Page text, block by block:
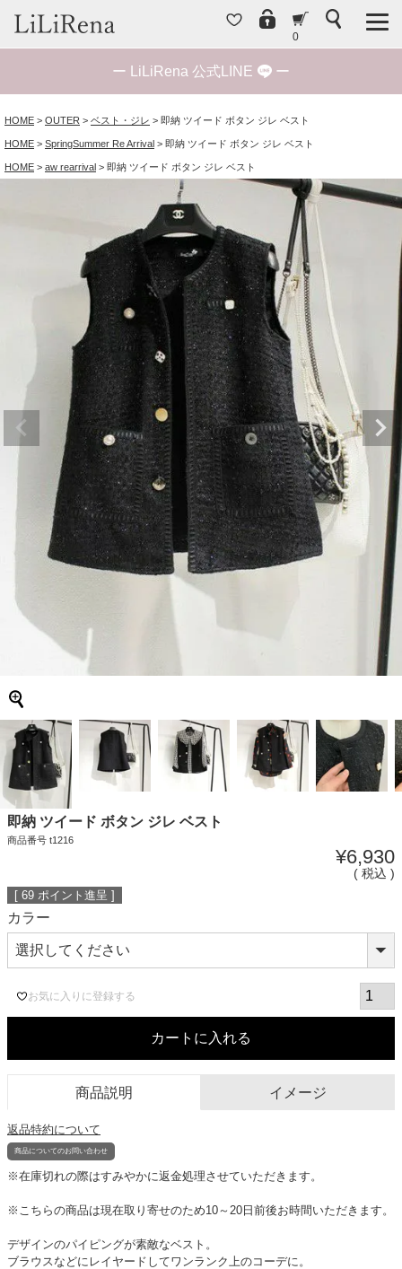
0
ー LiLiRena 公式LINE ー
HOME OUTER ベスト・ジレ 即納 ツイード ボタン ジレ ベスト
HOME SpringSummer Re Arrival 即納 ツイード ボタン ジレ ベスト
HOME aw rearrival 即納 ツイード ボタン ジレ ベスト
即納 ツイード ボタン ジレ ベスト
商品番号 t1216
¥6,930
税込
[ 69 ポイント進呈 ]
カラー
お気に入りに登録する
カートに入れる
商品説明 イメージ
返品特約について
商品についてのお問い合わせ
※在庫切れの際はすみやかに返金処理させていただきます。
※こちらの商品は現在取り寄せのため10～20日前後お時間いただきます。
デザインのパイピングが素敵なベスト。
ブラウスなどにレイヤードしてワンランク上のコーデに。